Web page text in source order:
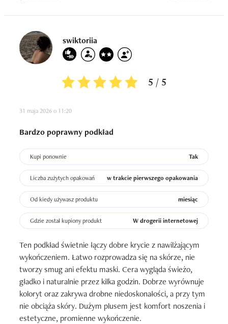
swiktoriia
5 / 5
31 maja 2026 o 11:20
Bardzo poprawny podkład
Kupi ponownie Tak
Liczba zużytych opakowań w trakcie pierwszego opakowania
Od kiedy używasz produktu miesiąc
Gdzie został kupiony produkt W drogerii internetowej
Ten podkład świetnie łączy dobre krycie z nawilżającym
wykończeniem. Łatwo rozprowadza się na skórze, nie
tworzy smug ani efektu maski. Cera wygląda świeżo,
gładko i naturalnie przez kilka godzin. Dobrze wyrównuje
koloryt oraz zakrywa drobne niedoskonałości, a przy tym
nie obciąża skóry. Dużym plusem jest komfort noszenia i
estetyczne, promienne wykończenie.